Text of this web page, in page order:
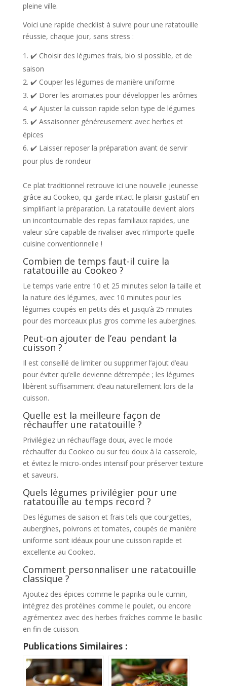
pleine ville.
Voici une rapide checklist à suivre pour une ratatouille
réussie, chaque jour, sans stress :
✔️ Choisir des légumes frais, bio si possible, et de
saison
✔️ Couper les légumes de manière uniforme
✔️ Dorer les aromates pour développer les arômes
✔️ Ajuster la cuisson rapide selon type de légumes
✔️ Assaisonner généreusement avec herbes et
épices
✔️ Laisser reposer la préparation avant de servir
pour plus de rondeur
Ce plat traditionnel retrouve ici une nouvelle jeunesse
grâce au Cookeo, qui garde intact le plaisir gustatif en
simplifiant la préparation. La ratatouille devient alors
un incontournable des repas familiaux rapides, une
valeur sûre capable de rivaliser avec n’importe quelle
cuisine conventionnelle !
Combien de temps faut-il cuire la
ratatouille au Cookeo ?
Le temps varie entre 10 et 25 minutes selon la taille et
la nature des légumes, avec 10 minutes pour les
légumes coupés en petits dés et jusqu’à 25 minutes
pour des morceaux plus gros comme les aubergines.
Peut-on ajouter de l’eau pendant la
cuisson ?
Il est conseillé de limiter ou supprimer l’ajout d’eau
pour éviter qu’elle devienne détrempée ; les légumes
libèrent suffisamment d’eau naturellement lors de la
cuisson.
Quelle est la meilleure façon de
réchauffer une ratatouille ?
Privilégiez un réchauffage doux, avec le mode
réchauffer du Cookeo ou sur feu doux à la casserole,
et évitez le micro-ondes intensif pour préserver texture
et saveurs.
Quels légumes privilégier pour une
ratatouille au temps record ?
Des légumes de saison et frais tels que courgettes,
aubergines, poivrons et tomates, coupés de manière
uniforme sont idéaux pour une cuisson rapide et
excellente au Cookeo.
Comment personnaliser une ratatouille
classique ?
Ajoutez des épices comme le paprika ou le cumin,
intégrez des protéines comme le poulet, ou encore
agrémentez avec des herbes fraîches comme le basilic
en fin de cuisson.
Publications Similaires :